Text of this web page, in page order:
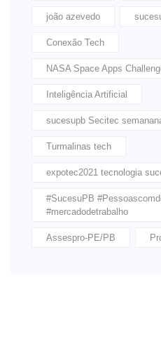
joão azevedo
Conexão Tech
NASA Space Apps
Inteligência Artificial
sucesupb Secitec
Turmalinas tech
expotec2021 tecnologia
#SucesuPB
#mercadodetrabalho
Assespro-PE/PB